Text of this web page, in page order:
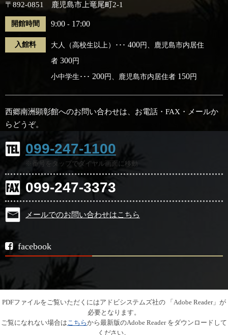
〒892-0851 鹿児島市上竜尾町2-1
開館時間 9:00- 17:00
入館料 大人（高校生以上）･･･ 400円、鹿児島市内居住
者 300円
小中学生･･･ 200円、鹿児島市内居住者 150円
西郷南洲顕彰館へのお問い合わせは、お電話・FAX・メールか
らどうぞ。
099-247-1100
※番号をタップでダイヤル画面に移動
099-247-3373
メールでのお問い合わせはこちら
facebook
PDFファイルをご覧いただくにはアドビシステムズ社の 「Adobe Reader」が
必要となります。
ご覧になれない場合はこちらから最新版のAdobe Reader をダウンロードして
ください。